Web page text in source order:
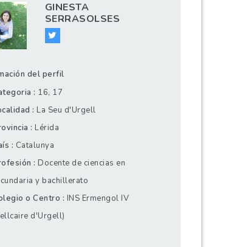
GINESTA
SERRASOLSES
del perfil
16, 17
La Seu d'Urgell
Lérida
Catalunya
Docente de ciencias en
y bachillerato
o Centro
INS Ermengol IV
d'Urgell)